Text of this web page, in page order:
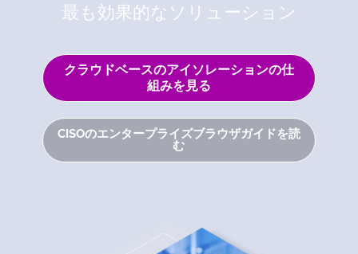
最も効果的なソリューション
クラウドベースのアイソレーションの仕
組みを見る
CISOのエンタープライズブラウザガイドを読
む